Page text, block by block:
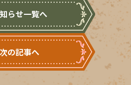
らせ一覧へ
次の記事へ